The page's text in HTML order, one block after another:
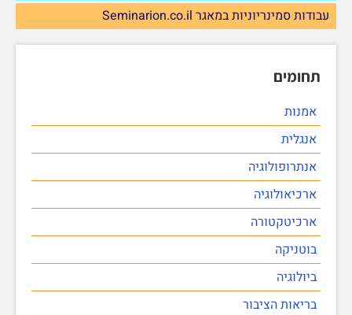
עבודות סמינריוניות במאגר Seminarion.co.il
תחומים
אמנות
אנגלית
אנתרופולוגיה
ארכיאולוגיה
ארכיטקטורה
בוטניקה
ביולוגיה
בריאות הציבור